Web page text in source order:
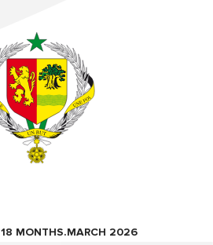
18 MONTHS.MARCH 2026